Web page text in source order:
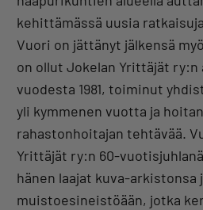
kehittämässä uusia
Vuori on jättänyt jälkensä
on ollut Jokelan Yrittäjät ry:n
vuodesta 1981, toiminut
yli kymmenen vuotta ja
rahastonhoitajan tehtävää.
Yrittäjät ry:n 60-
hänen laajat kuva-arkistonsa
muistoesineistöään, jotka